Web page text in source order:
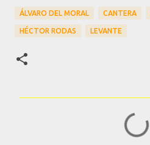
ÁLVARO DEL MORAL CANTERA
HÉCTOR RODAS LEVANTE